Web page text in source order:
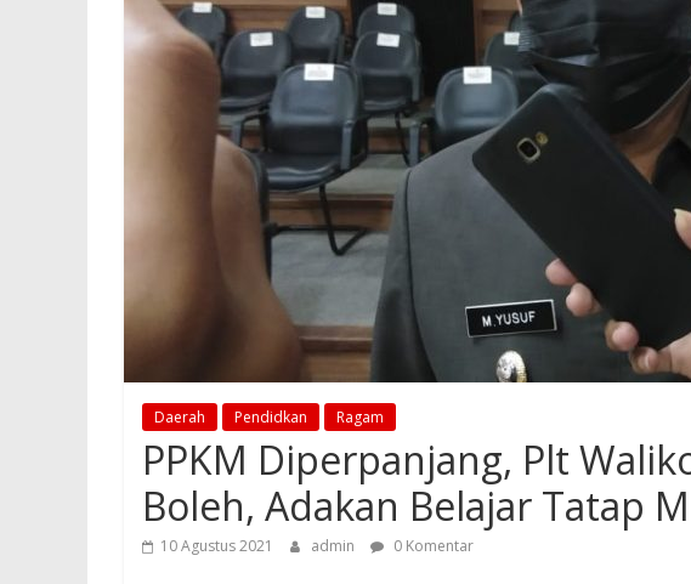
Daerah Pendidkan Ragam
PPKM Diperpanjang, Plt
Boleh, Adakan Belajar Tatap
10 Agustus 2021 admin 0 Komentar